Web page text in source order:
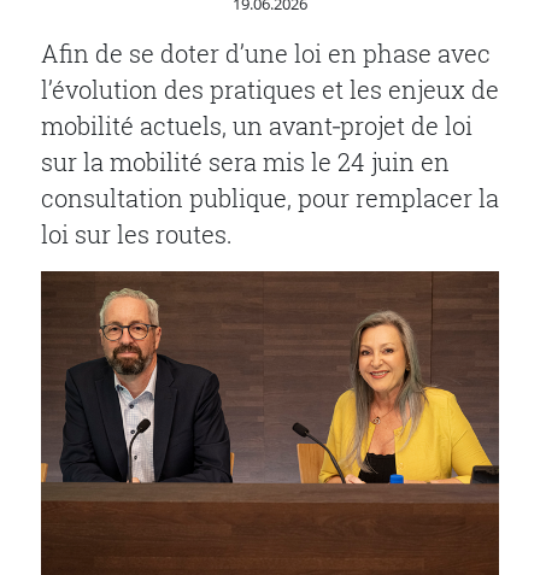
Afin de se doter d’une loi en phase avec
l’évolution des pratiques et les enjeux de
mobilité actuels, un avant‑projet de loi
sur la mobilité sera mis le 24 juin en
consultation publique, pour remplacer la
loi sur les routes.